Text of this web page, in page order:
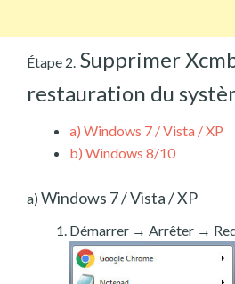
Étape 2. Supprimer
restauration du
a) Windows 7 / Vista / XP
b) Windows 8/10
a) Windows 7 / Vista / XP
Démarrer → Arrêter →